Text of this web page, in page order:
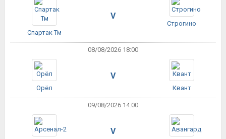
Спартак Тм
V
Строгино
08/08/2026 18:00
Орёл
V
Квант
09/08/2026 14:00
V